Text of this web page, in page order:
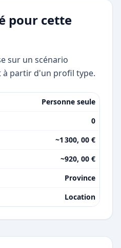
pour cette
sur un scénario
partir d'un profil type.
Personne seule
0
~1 300, 00 €
~920, 00 €
Province
Location